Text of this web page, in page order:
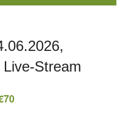
Stream